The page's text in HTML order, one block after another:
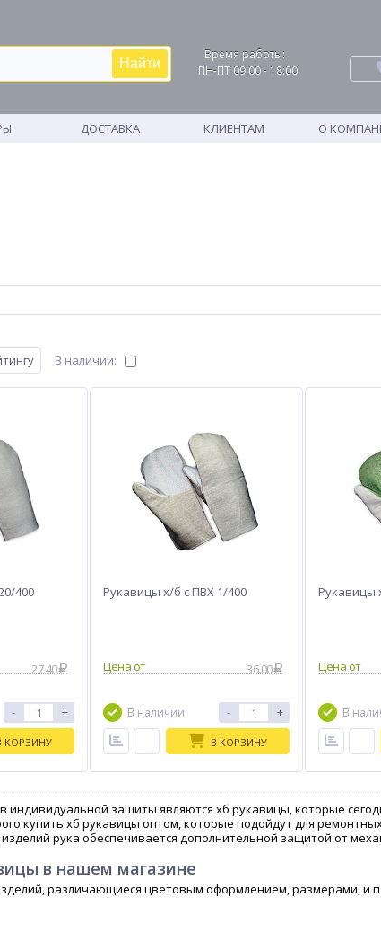
Найти
Время работы:
ПН-ПТ 09:00 - 18:00
ДОСТАВКА КЛИЕНТАМ О
В наличии:
400
27.40
- +
КОРЗИНУ
Рукавицы х/б с ПВХ 1/400
Цена от 36.00
- +
В КОРЗИНУ
Рукавицы
Цена от
защиты являются хб рукавицы, которые
купить хб рукавицы оптом, которые подойдут для
рука обеспечивается дополнительной защитой от
в нашем магазине
различающиеся цветовым оформлением, размерами, и